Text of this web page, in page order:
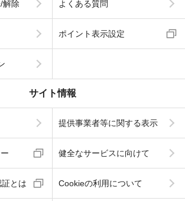
解除 よくある質問
ポイント表示設定
サイト情報
提供事業者等に関する表示
健全なサービスに向けて
とは Cookieの利用について